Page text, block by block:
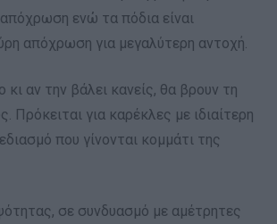
ενώ τα πόδια είναι
απόχρωση για μεγαλύτερη αντοχή.
κι αν την βάλει κανείς, θα βρουν τη
Πρόκειται για καρέκλες με ιδιαίτερη
που γίνονται κομμάτι της
σε συνδυασμό με αμέτρητες